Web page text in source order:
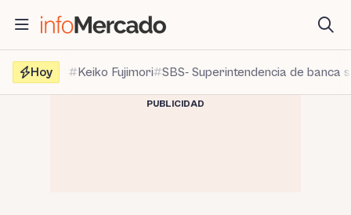
contenido
Hoy
Keiko Fujimori SBS- Superintendencia de banca
PUBLICIDAD